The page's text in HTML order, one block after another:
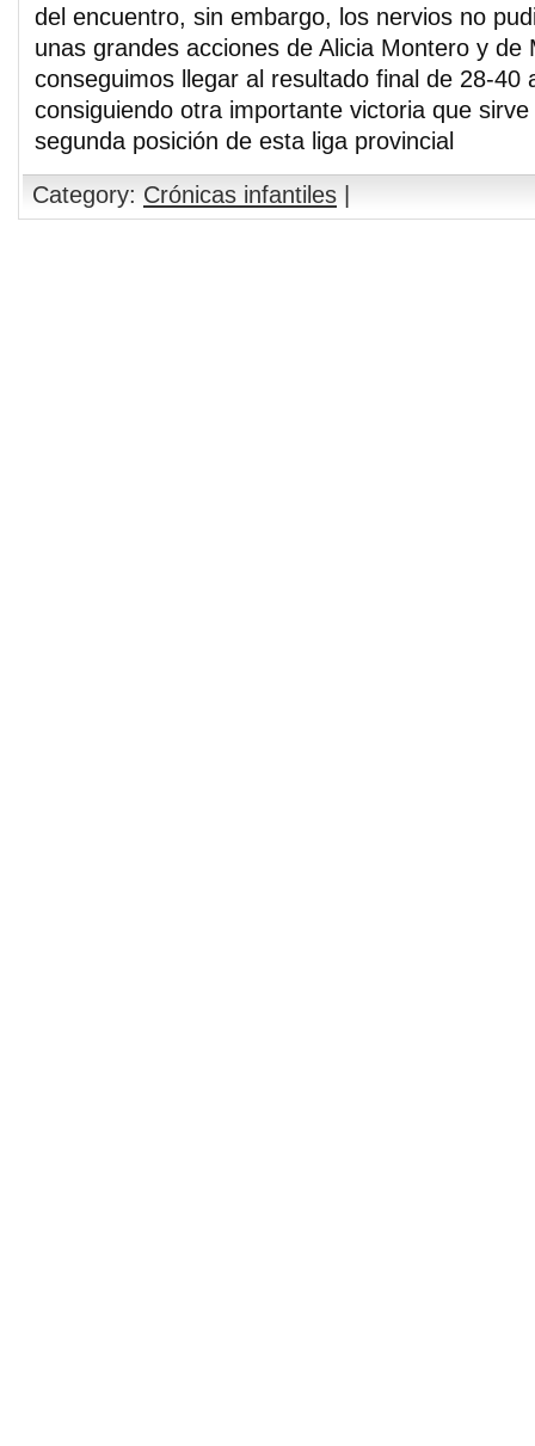
del encuentro, sin embargo, los nervios no
unas grandes acciones de Alicia Montero y de
conseguimos llegar al resultado final de 28-40
consiguiendo otra importante victoria que
segunda posición de esta liga provincial
Category: Crónicas infantiles |